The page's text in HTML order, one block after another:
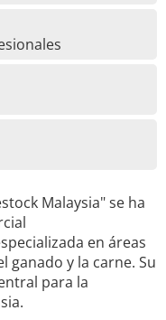
Malaysia" se ha
en áreas
ganado y la carne. Su
para la